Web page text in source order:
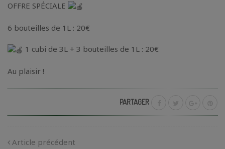
OFFRE SPÉCIALE
6 bouteilles de 1L : 20€
1 cubi de 3L + 3 bouteilles de 1L : 20€
Au plaisir !
PARTAGER
Article précédent